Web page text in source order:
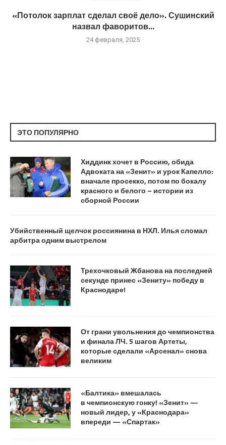
«Потолок зарплат сделал своё дело». Сушинский
назвал фаворитов...
24 февраля, 2025
ЭТО ПОПУЛЯРНО
Хиддинк хочет в Россию, обида
Адвоката на «Зенит» и урок Капелло:
вначале просекко, потом по бокалу
красного и белого – истории из
сборной России
Убийственный щелчок россиянина в НХЛ. Илья сломал
арбитра одним выстрелом
Трехочковый Жбанова на последней
секунде принес «Зениту» победу в
Краснодаре!
От грани увольнения до чемпионства
и финала ЛЧ. 5 шагов Артеты,
которые сделали «Арсенал» снова
великим
«Балтика» вмешалась
в чемпионскую гонку! «Зенит» —
новый лидер, у «Краснодара»
впереди — «Спартак»